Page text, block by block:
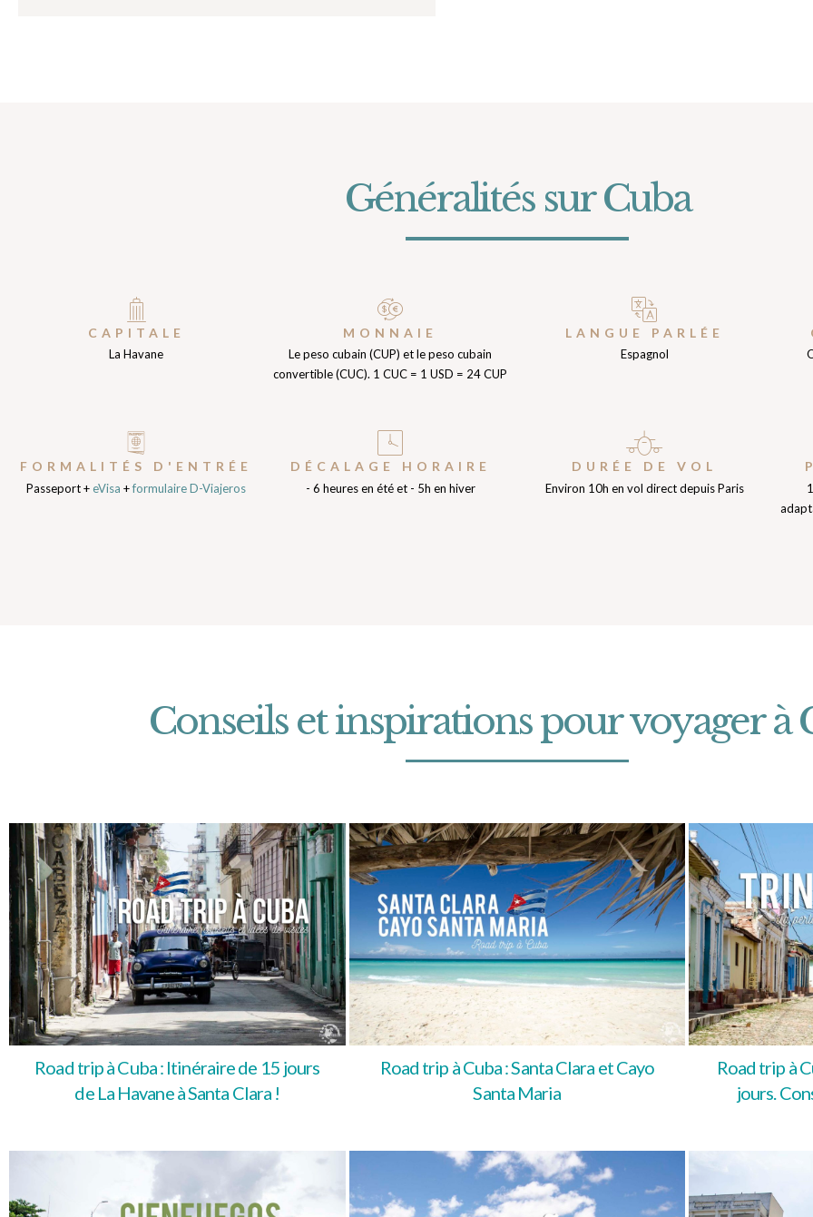
Généralités sur Cuba
CAPITALE
La Havane
MONNAIE
Le peso cubain (CUP) et le peso cubain
convertible (CUC). 1 CUC = 1 USD = 24 CUP
LANGUE PARLÉE
Espagnol
FORMALITÉS D'ENTRÉE
Passeport +eVisa +formulaire D-Viajeros
DÉCALAGE HORAIRE
- 6 heures en été et - 5h en hiver
DURÉE DE VOL
Environ 10h en vol direct depuis Paris
Conseils et inspirations pour voyager à
Road trip à Cuba : Itinéraire de 15 jours
de La Havane à Santa Clara !
Road trip à Cuba : Santa Clara et Cayo
Santa Maria
Road trip à
jours.